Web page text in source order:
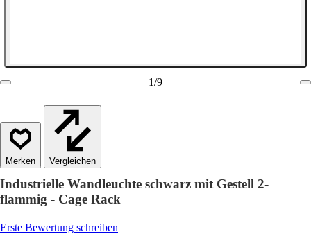
1/9
Vergleichen
Industrielle Wandleuchte schwarz mit Gestell 2-
flammig - Cage Rack
Erste Bewertung schreiben